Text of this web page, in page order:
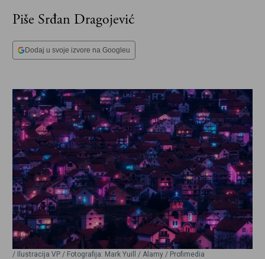
Piše Srđan Dragojević
Dodaj u svoje izvore na Googleu
/ Ilustracija VP / Fotografija: Mark Yuill / Alamy / Profimedia